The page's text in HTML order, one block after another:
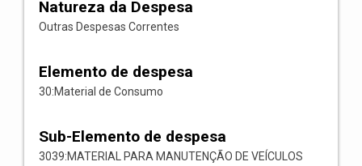
Natureza da Despesa
Outras Despesas Correntes
Elemento de despesa
30:Material de Consumo
Sub-Elemento de despesa
3039:MATERIAL PARA MANUTENÇÃO DE VEÍCULOS